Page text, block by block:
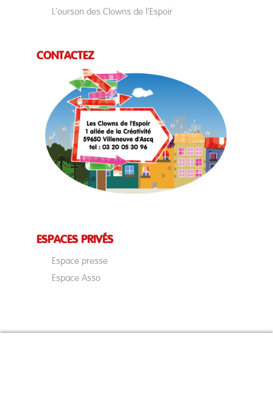
L’ourson des Clowns de l’Espoir
CONTACTEZ
ESPACES PRIVÉS
Espace presse
Espace Asso